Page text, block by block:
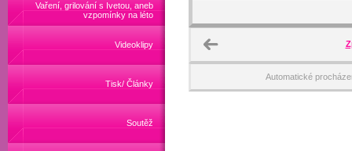
Vaření, grilování s Ivetou, aneb
vzpomínky na léto
Videoklipy
Tisk/ Články
Soutěž
Automatické